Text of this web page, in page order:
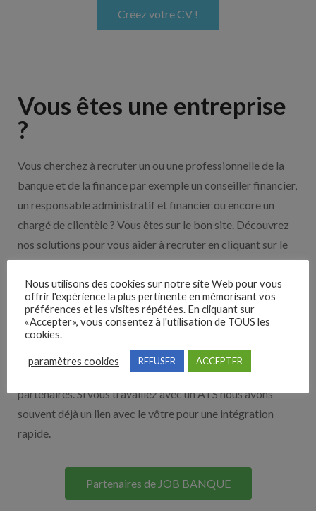
Créez votre CV !
Vous êtes une entreprise
?
Vous cherchez à recruter un ou une professionnelle de la
banque et de la finance par exemple un conseiller financier,
un responsable administratif et financier ou encore un
chargé de clientèle ? Vous êtes sur le bon site. Découvrez
nos solutions pour vous aider à recruter en cliquant sur le
bouton ci-dessous.
Nos solutions entreprises
Découvrez nos partenaires ! Moteurs de recherches,
multidiffuseurs, sites payant… nombreux sont nos
partenaires. Si vous travaillez avec un ATS nous avons
souvent déjà un lien avec le vôtre pour une intégration
rapide.
Partenaires de JOB BANQUE
Nous utilisons des cookies sur notre site Web pour vous
offrir l'expérience la plus pertinente en mémorisant vos
préférences et les visites répétées. En cliquant sur
«Accepter», vous consentez à l'utilisation de TOUS les
cookies.
paramètres cookies REFUSER ACCEPTER